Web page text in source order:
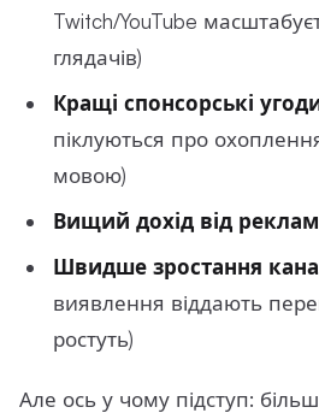
Twitch/YouTube
глядачів)
Кращі спонсорські
піклуються про
мовою)
Вищий дохід від
Швидше зростання
виявлення віддають
ростуть)
Але ось у чому підступ: